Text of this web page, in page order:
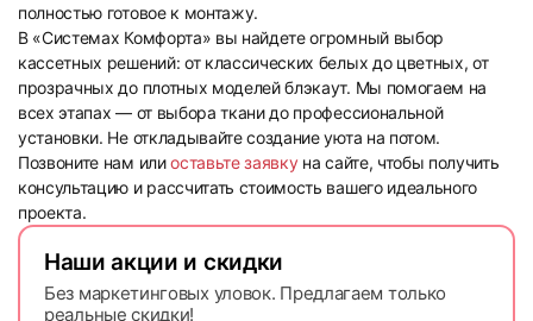
Наши акции и скидки
Без маркетинговых уловок. Предлагаем только
реальные скидки!
55
57
полностью готовое к монтажу.
В «Системах Комфорта» вы найдете огромный выбор
кассетных решений: от классических белых до цветных, от
прозрачных до плотных моделей блэкаут. Мы помогаем на
всех этапах — от выбора ткани до профессиональной
установки. Не откладывайте создание уюта на потом.
Позвоните нам илиоставьте заявкуна сайте, чтобы получить
консультацию и рассчитать стоимость вашего идеального
проекта.